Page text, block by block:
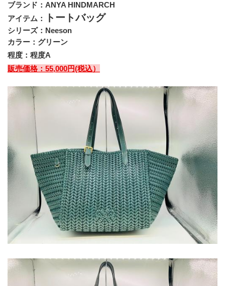
ブランド：ANYA HINDMARCH
アイテム：
トートバッグ
シリーズ：Neeson
カラー：グリーン
程度：程度A
販売価格：55,000円(税込）